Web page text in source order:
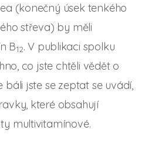
(konečný úsek tenkého
střeva) by měli
B12. V publikaci spolku
co jste chtěli vědět o
báli jste se zeptat se uvádí,
které obsahují
multivitamínové.